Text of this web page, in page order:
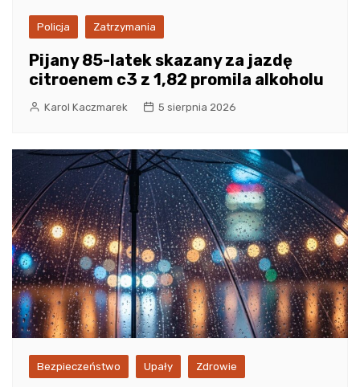
Policja Zatrzymania
Pijany 85-latek skazany za jazdę
citroenem c3 z 1,82 promila alkoholu
Karol Kaczmarek 5 sierpnia 2026
Bezpieczeństwo Upały Zdrowie